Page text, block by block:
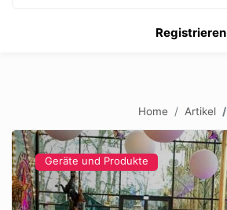
Registrieren
Home Artikel
Geräte und Produkte